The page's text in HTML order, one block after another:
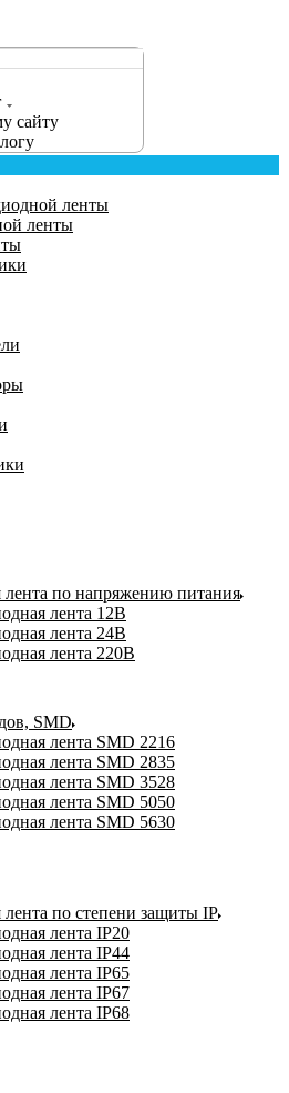
сайту
ленты
ленты
лента по напряжению питания
лента 12В
лента 24В
лента 220В
SMD
лента SMD 2216
лента SMD 2835
лента SMD 3528
лента SMD 5050
лента SMD 5630
лента по степени защиты IP
лента IP20
лента IP44
лента IP65
лента IP67
лента IP68